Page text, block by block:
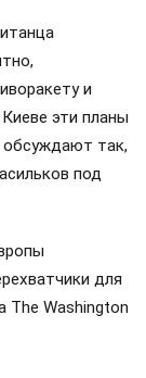
и
эти планы
обсуждают так,
под
для
Washington